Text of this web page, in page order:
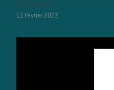
Techniplan
11 février 2022